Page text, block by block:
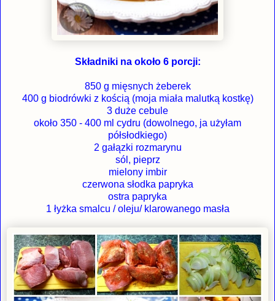
Składniki na około 6 porcji:
850 g mięsnych żeberek
400 g biodrówki z kością (moja miała malutką kostkę)
3 duże cebule
około 350 - 400 ml cydru (dowolnego, ja użyłam
półsłodkiego)
2 gałązki rozmarynu
sól, pieprz
mielony imbir
czerwona słodka papryka
ostra papryka
1 łyżka smalcu / oleju/ klarowanego masła